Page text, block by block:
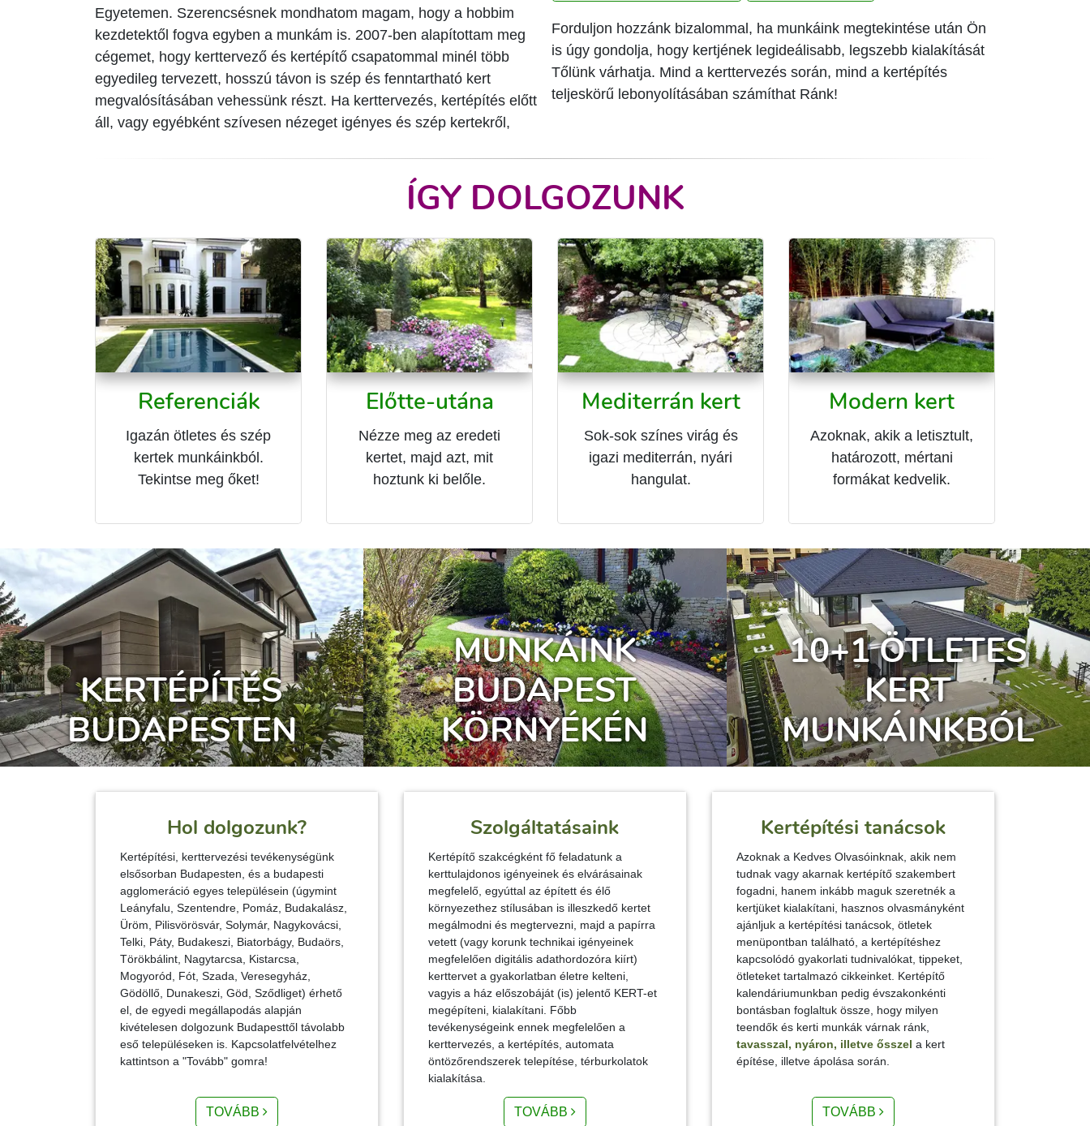
Egyetemen. Szerencsésnek mondhatom magam, hogy a hobbim
kezdetektől fogva egyben a munkám is. 2007-ben alapítottam meg
cégemet, hogy kerttervező és kertépítő csapatommal minél több
egyedileg tervezett, hosszú távon is szép és fenntartható kert
megvalósításában vehessünk részt. Ha kerttervezés, kertépítés előtt
áll, vagy egyébként szívesen nézeget igényes és szép kertekről,
Forduljon hozzánk bizalommal, ha munkáink megtekintése után Ön
is úgy gondolja, hogy kertjének legideálisabb, legszebb kialakítását
Tőlünk várhatja. Mind a kerttervezés során, mind a kertépítés
teljeskörű lebonyolításában számíthat Ránk!
ÍGY DOLGOZUNK
Referenciák
Igazán ötletes és szép
kertek munkáinkból.
Tekintse meg őket!
Előtte-utána
Nézze meg az eredeti
kertet, majd azt, mit
hoztunk ki belőle.
Mediterrán kert
Sok-sok színes virág és
igazi mediterrán, nyári
hangulat.
Modern kert
Azoknak, akik a letisztult,
határozott, mértani
formákat kedvelik.
KERTÉPÍTÉS
BUDAPESTEN
MUNKÁINK
BUDAPEST
KÖRNYÉKÉN
10+1 ÖTLETES
KERT
MUNKÁINKBÓL
Hol dolgozunk?
Kertépítési, kerttervezési tevékenységünk
elsősorban Budapesten, és a budapesti
agglomeráció egyes településein (úgymint
Leányfalu, Szentendre, Pomáz, Budakalász,
Üröm, Pilisvörösvár, Solymár, Nagykovácsi,
Telki, Páty, Budakeszi, Biatorbágy, Budaörs,
Törökbálint, Nagytarcsa, Kistarcsa,
Mogyoród, Fót, Szada, Veresegyház,
Gödöllő, Dunakeszi, Göd, Sződliget) érhető
el, de egyedi megállapodás alapján
kivételesen dolgozunk Budapesttől távolabb
eső településeken is. Kapcsolatfelvételhez
kattintson a "Tovább" gomra!
TOVÁBB
Szolgáltatásaink
Kertépítő szakcégként fő feladatunk a
kerttulajdonos igényeinek és elvárásainak
megfelelő, egyúttal az épített és élő
környezethez stílusában is illeszkedő kertet
megálmodni és megtervezni, majd a papírra
vetett (vagy korunk technikai igényeinek
megfelelően digitális adathordozóra kiírt)
kerttervet a gyakorlatban életre kelteni,
vagyis a ház előszobáját (is) jelentő KERT-et
megépíteni, kialakítani. Főbb
tevékenységeink ennek megfelelően a
kerttervezés, a kertépítés, automata
öntözőrendszerek telepítése, térburkolatok
kialakítása.
TOVÁBB
Kertépítési tanácsok
Azoknak a Kedves Olvasóinknak, akik nem
tudnak vagy akarnak kertépítő szakembert
fogadni, hanem inkább maguk szeretnék a
kertjüket kialakítani, hasznos olvasmányként
ajánljuk a kertépítési tanácsok, ötletek
menüpontban található, a kertépítéshez
kapcsolódó gyakorlati tudnivalókat, tippeket,
ötleteket tartalmazó cikkeinket. Kertépítő
kalendáriumunkban pedig évszakonkénti
bontásban foglaltuk össze, hogy milyen
teendők és kerti munkák várnak ránk,
tavasszal, nyáron, illetve ősszel a kert
építése, illetve ápolása során.
TOVÁBB